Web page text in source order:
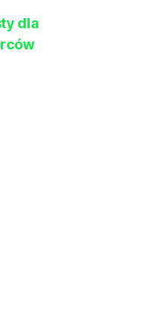
dla